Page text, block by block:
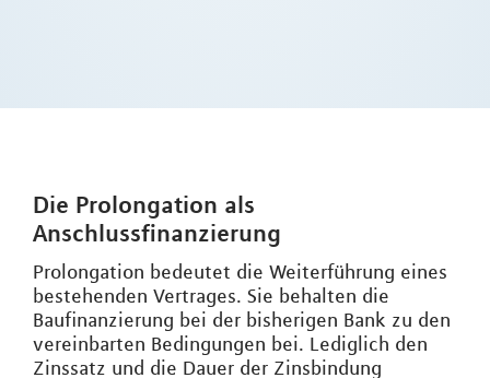
Die Prolongation als
Anschlussfinanzierung
Prolongation bedeutet die Weiterführung eines
bestehenden Vertrages. Sie behalten die
Baufinanzierung bei der bisherigen Bank zu den
vereinbarten Bedingungen bei. Lediglich den
Zinssatz und die Dauer der Zinsbindung